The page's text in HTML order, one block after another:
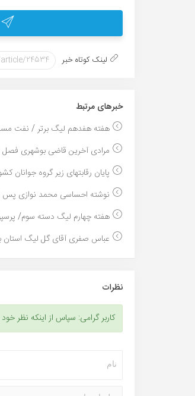
لینک کوتاه خبر
خبر‌های مرتبط
هفته هفدهم لیگ برتر / نفت مسجد
مرادی آخرین قاضی بوشهری
پایان رقابتهای زیر گروه جوانان
نوشته احساسی محمد نوازی پس
هفته چهارم لیگ دسته سوم/
عباس صفری آقای گل لیگ استان
نظرات
کاربر گرامی: سپاس از اینکه نظر